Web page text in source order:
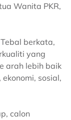
Wanita PKR,
berkata,
yang
arah lebih baik
sosial,
calon